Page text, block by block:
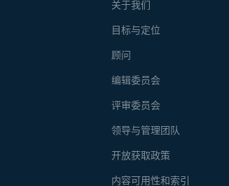
关于我们
目标与定位
顾问
编辑委员会
评审委员会
领导与管理团队
开放获取政策
内容可用性和索引